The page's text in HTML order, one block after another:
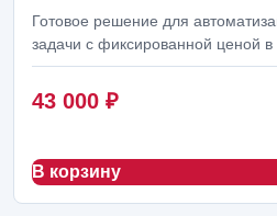
Готовое решение для
задачи с фиксированной ценой в
43 000 ₽
В корзину